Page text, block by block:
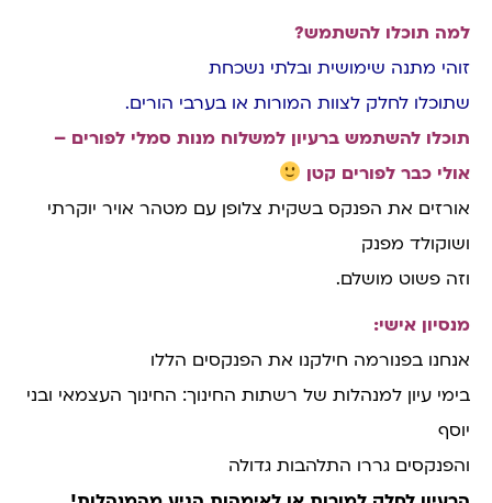
למה תוכלו להשתמש?
זוהי מתנה שימושית ובלתי נשכחת
שתוכלו לחלק לצוות המורות או בערבי הורים.
תוכלו להשתמש ברעיון למשלוח מנות סמלי לפורים –
אולי כבר לפורים קטן
אורזים את הפנקס בשקית צלופן עם מטהר אויר יוקרתי
ושוקולד מפנק
וזה פשוט מושלם.
מנסיון אישי:
אנחנו בפנורמה חילקנו את הפנקסים הללו
בימי עיון למנהלות של רשתות החינוך: החינוך העצמאי ובני
יוסף
והפנקסים גררו התלהבות גדולה